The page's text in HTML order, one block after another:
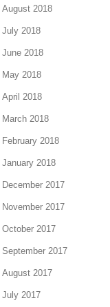
August 2018
July 2018
June 2018
May 2018
April 2018
March 2018
February 2018
January 2018
December 2017
November 2017
October 2017
September 2017
August 2017
July 2017